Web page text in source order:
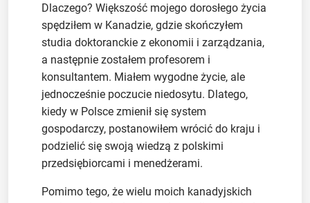
Dlaczego? Większość mojego dorosłego życia
spędziłem w Kanadzie, gdzie skończyłem
studia doktoranckie z ekonomii i zarządzania,
a następnie zostałem profesorem i
konsultantem. Miałem wygodne życie, ale
jednocześnie poczucie niedosytu. Dlatego,
kiedy w Polsce zmienił się system
gospodarczy, postanowiłem wrócić do kraju i
podzielić się swoją wiedzą z polskimi
przedsiębiorcami i menedżerami.
Pomimo tego, że wielu moich kanadyjskich